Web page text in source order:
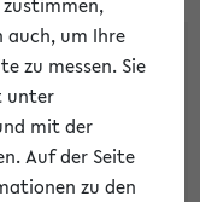
auch, um Ihre
zu messen. Sie
unter
mit der
Auf der Seite
zu den